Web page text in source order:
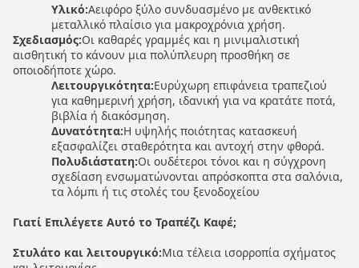
Υλικό:Αειφόρο ξύλο συνδυασμένο με ανθεκτικό
μεταλλικό πλαίσιο για μακροχρόνια χρήση.
Σχεδιασμός:Οι καθαρές γραμμές και η μινιμαλιστική
αισθητική το κάνουν μια πολύπλευρη προσθήκη σε
οποιοδήποτε χώρο.
Λειτουργικότητα:Ευρύχωρη επιφάνεια τραπεζιού
για καθημερινή χρήση, ιδανική για να κρατάτε ποτά,
βιβλία ή διακόσμηση.
Δυνατότητα:Η υψηλής ποιότητας κατασκευή
εξασφαλίζει σταθερότητα και αντοχή στην φθορά.
Πολυδιάστατη:Οι ουδέτεροι τόνοι και η σύγχρονη
σχεδίαση ενσωματώνονται απρόσκοπτα στα σαλόνια,
τα λόμπι ή τις στολές του ξενοδοχείου
Γιατί Επιλέγετε Αυτό το Τραπέζι Καφέ;
Στυλάτο και λειτουργικό:Μια τέλεια ισορροπία σχήματος